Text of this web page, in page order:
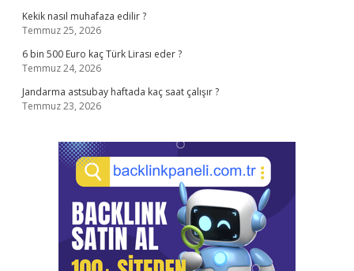
Kekik nasıl muhafaza edilir ?
Temmuz 25, 2026
6 bin 500 Euro kaç Türk Lirası eder ?
Temmuz 24, 2026
Jandarma astsubay haftada kaç saat çalışır ?
Temmuz 23, 2026